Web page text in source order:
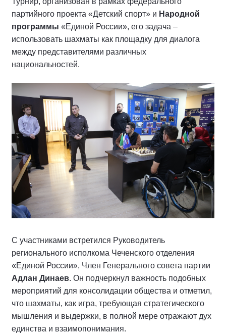
партийного проекта «Детский спорт» и Народной
программы «Единой России», его задача –
использовать шахматы как площадку для диалога
между представителями различных
национальностей.
С участниками встретился Руководитель
регионального исполкома Чеченского отделения
«Единой России», Член Генерального совета партии
Адлан Динаев. Он подчеркнул важность подобных
мероприятий для консолидации общества и отметил,
что шахматы, как игра, требующая стратегического
мышления и выдержки, в полной мере отражают дух
единства и взаимопонимания.